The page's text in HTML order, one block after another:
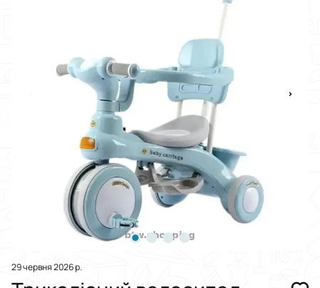
29 червня 2026 р.